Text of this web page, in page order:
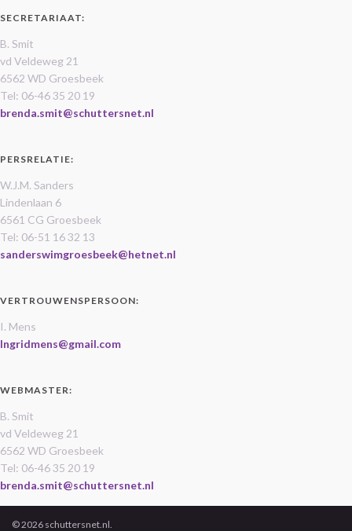
SECRETARIAAT:
B. Smit
vd Veldeweg 21
6562 WD Groesbeek
Tel: 06-46 35 20 19
brenda.smit@schuttersnet.nl
PERSRELATIE:
W.J.M. Sanders
Lindenlaan 6
6561 CG Groesbeek
Tel: 06-51 16 32 13
sanderswimgroesbeek@hetnet.nl
VERTROUWENSPERSOON:
I. Mens
Ingridmens@gmail.com
WEBMASTER:
B. Smit
vd Veldeweg 21
6562 WD Groesbeek
Tel: 06-46 35 20 19
brenda.smit@schuttersnet.nl
© 2026 schuttersnet.nl.